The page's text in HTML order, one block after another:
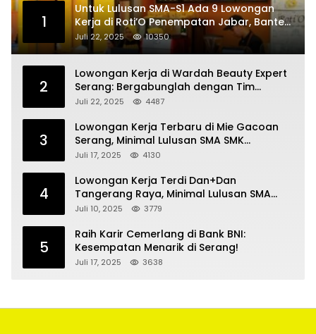
1
Untuk Lulusan SMA-S1 Ada 9 Lowongan
Kerja di Roti’O Penempatan Jabar, Banten
dan Jakarta
Juli 22, 2025 10350
2
Lowongan Kerja di Wardah Beauty Expert
Serang: Bergabunglah dengan Tim
Kecantikan
Juli 22, 2025 4487
3
Lowongan Kerja Terbaru di Mie Gacoan
Serang, Minimal Lulusan SMA SMK
Sederajat
Juli 17, 2025 4130
4
Lowongan Kerja Terdi Dan+Dan
Tangerang Raya, Minimal Lulusan SMA
SMK
Juli 10, 2025 3779
5
Raih Karir Cemerlang di Bank BNI:
Kesempatan Menarik di Serang!
Juli 17, 2025 3638